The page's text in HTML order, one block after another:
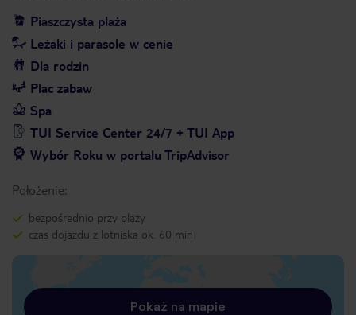
Piaszczysta plaża
Leżaki i parasole w cenie
Dla rodzin
Plac zabaw
Spa
TUI Service Center 24/7 + TUI App
Wybór Roku w portalu TripAdvisor
Położenie:
bezpośrednio przy plaży
czas dojazdu z lotniska ok. 60 min
Pokaż na mapie